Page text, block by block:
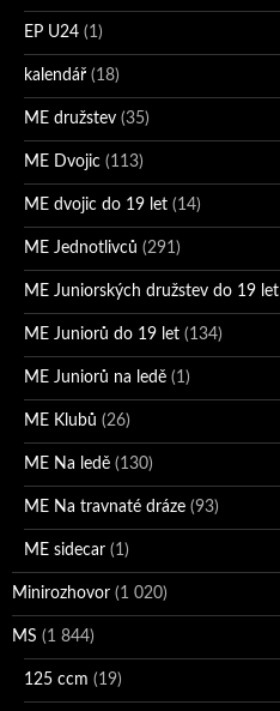
EP U24 (1)
kalendář (18)
ME družstev (35)
ME Dvojic (113)
ME dvojic do 19 let (14)
ME Jednotlivců (291)
ME Juniorských družstev do 19 let
ME Juniorů do 19 let (134)
ME Juniorů na ledě (1)
ME Klubů (26)
ME Na ledě (130)
ME Na travnaté dráze (93)
ME sidecar (1)
Minirozhovor (1 020)
MS (1 844)
125 ccm (19)